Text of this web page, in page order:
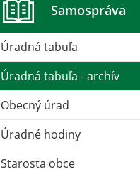
Samospráva
Úradná tabuľa
Úradná tabuľa - archív
Obecný úrad
Úradné hodiny
Starosta obce